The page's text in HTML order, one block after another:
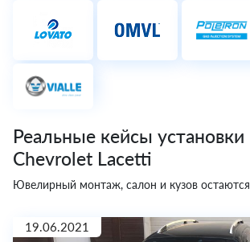
Реальные кейсы
Chevrolet Lacetti
Ювелирный монтаж, салон и кузов
19.06.2021